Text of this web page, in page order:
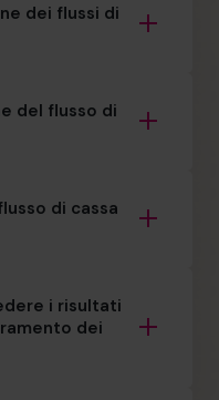
dei flussi di
del flusso di
di cassa
i risultati
dei